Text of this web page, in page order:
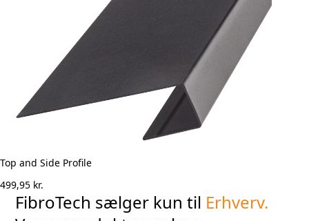
Top and Side Profile
499,95 kr.
FibroTech sælger kun til Erhverv.